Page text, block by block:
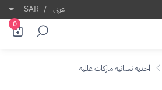
عربى /
SAR
0
أحذية نسائية ماركات عالمية